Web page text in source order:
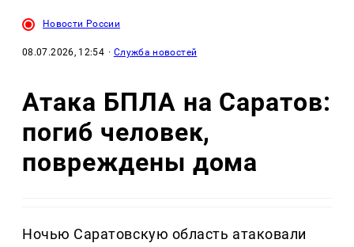
Новости России
08.07.2026, 12:54 · Служба новостей
Атака БПЛА на Саратов:
погиб человек,
повреждены дома
Ночью Саратовскую область атаковали